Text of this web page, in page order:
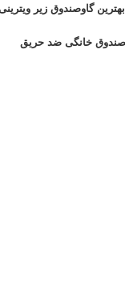
بهترین گاوصندوق زیر